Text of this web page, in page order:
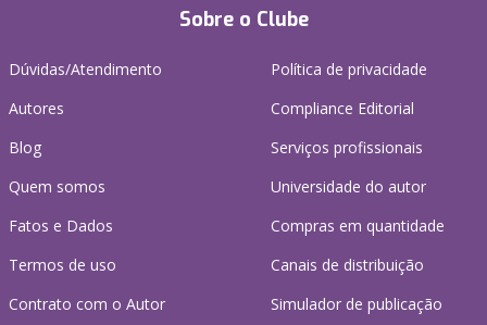
Sobre o Clube
Dúvidas/Atendimento
Autores
Blog
Quem somos
Fatos e Dados
Termos de uso
Contrato com o Autor
Política de privacidade
Compliance Editorial
Serviços profissionais
Universidade do autor
Compras em quantidade
Canais de distribuição
Simulador de publicação